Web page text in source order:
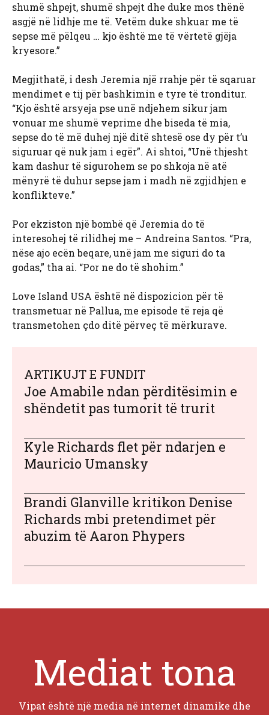
shumë shpejt, shumë shpejt dhe duke mos thënë
asgjë në lidhje me të. Vetëm duke shkuar me të
sepse më pëlqeu … kjo është me të vërtetë gjëja
kryesore.”
Megjithatë, i desh Jeremia një rrahje për të sqaruar
mendimet e tij për bashkimin e tyre të tronditur.
“Kjo është arsyeja pse unë ndjehem sikur jam
vonuar me shumë veprime dhe biseda të mia,
sepse do të më duhej një ditë shtesë ose dy për t’u
siguruar që nuk jam i egër”. Ai shtoi, “Unë thjesht
kam dashur të sigurohem se po shkoja në atë
mënyrë të duhur sepse jam i madh në zgjidhjen e
konflikteve.”
Por ekziston një bombë që Jeremia do të
interesohej të rilidhej me – Andreina Santos. “Pra,
nëse ajo ecën beqare, unë jam me siguri do ta
godas,” tha ai. “Por ne do të shohim.”
Love Island USA është në dispozicion për të
transmetuar në Pallua, me episode të reja që
transmetohen çdo ditë përveç të mërkurave.
ARTIKUJT E FUNDIT
Joe Amabile ndan përditësimin e
shëndetit pas tumorit të trurit
Kyle Richards flet për ndarjen e
Mauricio Umansky
Brandi Glanville kritikon Denise
Richards mbi pretendimet për
abuzim të Aaron Phypers
Mediat tona
Vipat është një media në internet dinamike dhe